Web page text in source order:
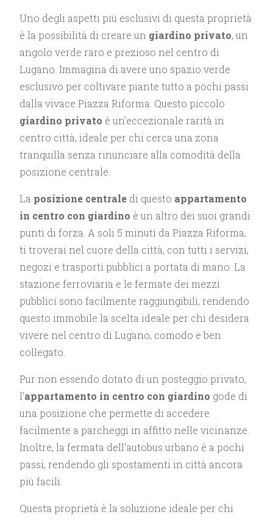
Uno degli aspetti più esclusivi di questa proprietà
è la possibilità di creare un giardino privato, un
angolo verde raro e prezioso nel centro di
Lugano. Immagina di avere uno spazio verde
esclusivo per coltivare piante tutto a pochi passi
dalla vivace Piazza Riforma. Questo piccolo
giardino privato è un’eccezionale rarità in
centro città, ideale per chi cerca una zona
tranquilla senza rinunciare alla comodità della
posizione centrale.
La posizione centrale di questo appartamento
in centro con giardino è un altro dei suoi grandi
punti di forza. A soli 5 minuti da Piazza Riforma,
ti troverai nel cuore della città, con tutti i servizi,
negozi e trasporti pubblici a portata di mano. La
stazione ferroviaria e le fermate dei mezzi
pubblici sono facilmente raggiungibili, rendendo
questo immobile la scelta ideale per chi desidera
vivere nel centro di Lugano, comodo e ben
collegato.
Pur non essendo dotato di un posteggio privato,
l’appartamento in centro con giardino gode di
una posizione che permette di accedere
facilmente a parcheggi in affitto nelle vicinanze.
Inoltre, la fermata dell’autobus urbano è a pochi
passi, rendendo gli spostamenti in città ancora
più facili.
Questa proprietà è la soluzione ideale per chi